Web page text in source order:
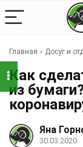
Главная » Досуг и
Как
из
Яна
30.03.2020